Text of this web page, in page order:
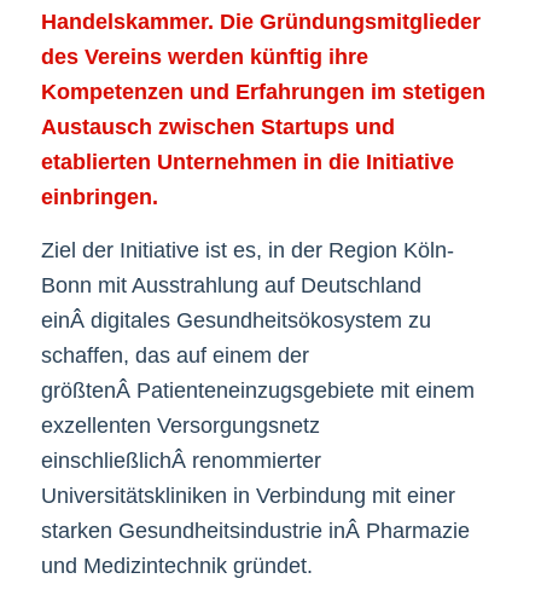
Handelskammer. Die Gründungsmitglieder
des Vereins werden künftig ihre
Kompetenzen und Erfahrungen im stetigen
Austausch zwischen Startups und
etablierten Unternehmen in die Initiative
einbringen.
Ziel der Initiative ist es, in der Region Köln-
Bonn mit Ausstrahlung auf Deutschland
einÂ digitales Gesundheitsökosystem zu
schaffen, das auf einem der
größtenÂ Patienteneinzugsgebiete mit einem
exzellenten Versorgungsnetz
einschließlichÂ renommierter
Universitätskliniken in Verbindung mit einer
starken Gesundheitsindustrie inÂ Pharmazie
und Medizintechnik gründet.